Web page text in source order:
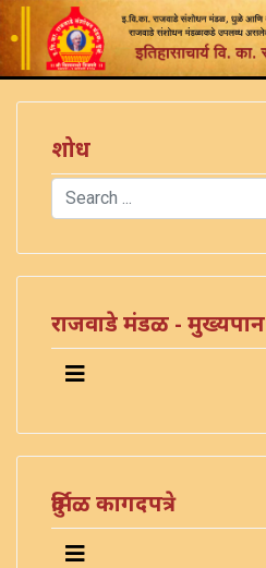
शोध
Search
राजवाडे मंडळ - मुख्यपान
दुर्मिळ कागदपत्रे